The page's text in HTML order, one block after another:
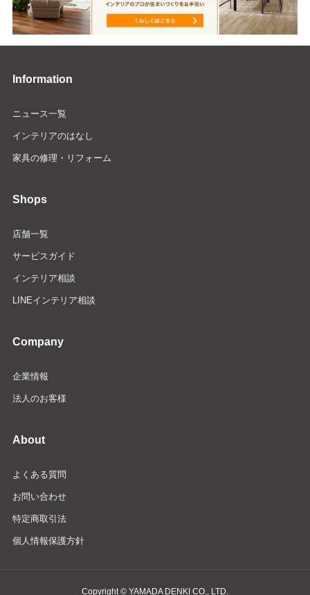
Information
ニュース一覧
インテリアのはなし
家具の修理・リフォーム
Shops
店舗一覧
サービスガイド
インテリア相談
LINEインテリア相談
Company
企業情報
法人のお客様
About
よくある質問
お問い合わせ
特定商取引法
個人情報保護方針
Copyright © YAMADA DENKI CO., LTD.